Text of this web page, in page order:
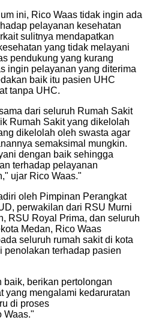
ini, Rico Waas tidak ingin ada
pelayanan kesehatan
sulitnya mendapatkan
yang tidak melayani
pendukung yang kurang
ingin pelayanan yang diterima
baik itu pasien UHC
tanpa UHC.
dari seluruh Rumah Sakit
Rumah Sakit yang dikelolah
dikelolah oleh swasta agar
semaksimal mungkin.
dengan baik sehingga
terhadap pelayanan
ujar Rico Waas."
oleh Pimpinan Perangkat
perwakilan dari RSU Murni
RSU Royal Prima, dan seluruh
Medan, Rico Waas
seluruh rumah sakit di kota
penolakan terhadap pasien
baik, berikan pertolongan
yang mengalami kedaruratan
di proses
Waas."